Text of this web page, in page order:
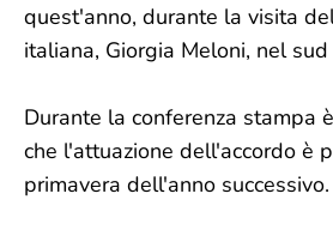
quest'anno, durante la visita
italiana, Giorgia Meloni, nel
Durante la conferenza stampa
che l'attuazione dell'accordo è
primavera dell'anno successivo.